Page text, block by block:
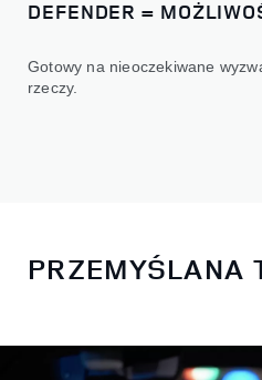
DEFENDER =
Gotowy na nieoczekiwane
rzeczy.
PRZEMYŚLANA